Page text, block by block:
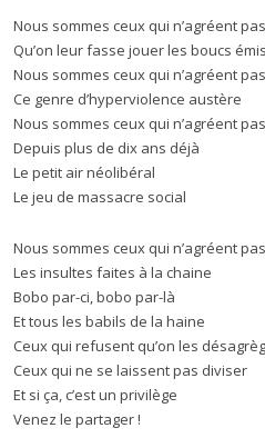
Nous sommes ceux qui n’agréent pas
Qu’on leur fasse jouer les boucs
Nous sommes ceux qui n’agréent pas
Ce genre d’hyperviolence austère
Nous sommes ceux qui n’agréent pas
Depuis plus de dix ans déjà
Le petit air néolibéral
Le jeu de massacre social
Nous sommes ceux qui n’agréent pas
Les insultes faites à la chaine
Bobo par-ci, bobo par-là
Et tous les babils de la haine
Ceux qui refusent qu’on les
Ceux qui ne se laissent pas diviser
Et si ça, c’est un privilège
Venez le partager !